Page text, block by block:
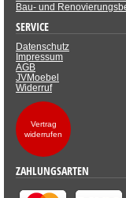
Bau- und
SERVICE
Datenschutz
Impressum
AGB
JVMoebel
Widerruf
Vertrag
widerrufen
ZAHLUNGSARTEN